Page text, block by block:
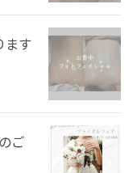
ます
ご